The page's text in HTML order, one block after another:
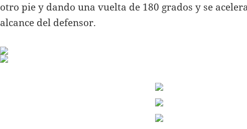
otro pie y dando una vuelta de 180 grados y se
alcance del defensor.